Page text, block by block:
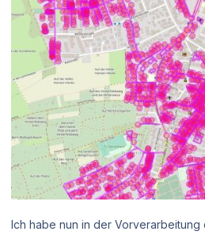
Ich habe nun in der Vorverarbeitung